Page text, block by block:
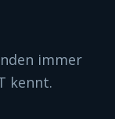
immer
kennt.